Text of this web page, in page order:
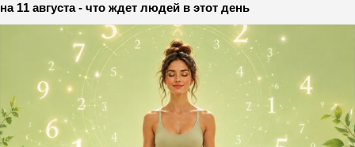
на 11 августа - что ждет людей в этот день